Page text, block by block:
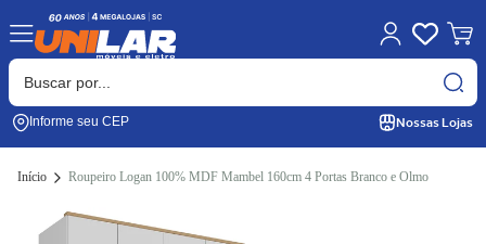
Informe seu CEP Nossas Lojas
Início Roupeiro Logan 100% MDF Mambel 160cm 4 Portas Branco e Olmo